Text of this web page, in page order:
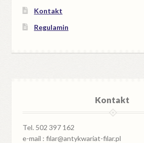
Kontakt
Regulamin
Kontakt
Tel. 502 397 162
e-mail : filar@antykwariat-filar.pl